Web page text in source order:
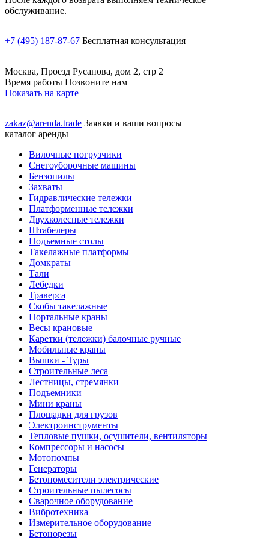
обслуживание.
+7 (495) 187-87-67 Бесплатная консультация
Москва, Проезд Русанова, дом 2, стр 2
Время работы Позвоните нам
Показать на карте
zakaz@arenda.trade Заявки и ваши вопросы
каталог аренды
Вилочные погрузчики
Снегоуборочные машины
Бензопилы
Захваты
Гидравлические тележки
Платформенные тележки
Двухколесные тележки
Штабелеры
Подъемные столы
Такелажные платформы
Домкраты
Тали
Лебедки
Траверса
Скобы такелажные
Портальные краны
Весы крановые
Каретки (тележки) балочные ручные
Мобильные краны
Вышки - Туры
Строительные леса
Лестницы, стремянки
Подъемники
Мини краны
Площадки для грузов
Электроинструменты
Тепловые пушки, осушители, вентиляторы
Компрессоры и насосы
Мотопомпы
Генераторы
Бетономесители электрические
Строительные пылесосы
Сварочное оборудование
Вибротехника
Измерительное оборудование
Бетонорезы